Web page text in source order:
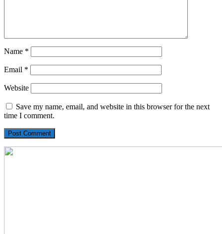
Name *
Email *
Website
Save my name, email, and website in this browser for the next
time I comment.